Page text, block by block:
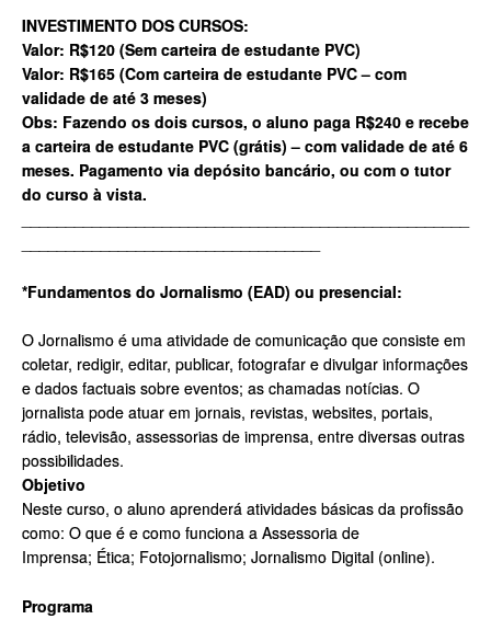
INVESTIMENTO DOS CURSOS:
Valor: R$120 (Sem carteira de estudante PVC)
Valor: R$165 (Com carteira de estudante PVC – com
validade de até 3 meses)
Obs: Fazendo os dois cursos, o aluno paga R$240 e recebe
a carteira de estudante PVC (grátis) – com validade de até 6
meses. Pagamento via depósito bancário, ou com o tutor
do curso à vista.
*Fundamentos do Jornalismo (EAD) ou presencial:
O Jornalismo é uma atividade de comunicação que consiste em
coletar, redigir, editar, publicar, fotografar e divulgar informações
e dados factuais sobre eventos; as chamadas notícias. O
jornalista pode atuar em jornais, revistas, websites, portais,
rádio, televisão, assessorias de imprensa, entre diversas outras
possibilidades.
Objetivo
Neste curso, o aluno aprenderá atividades básicas da profissão
como: O que é e como funciona a Assessoria de
Imprensa; Ética; Fotojornalismo; Jornalismo Digital (online).
Programa